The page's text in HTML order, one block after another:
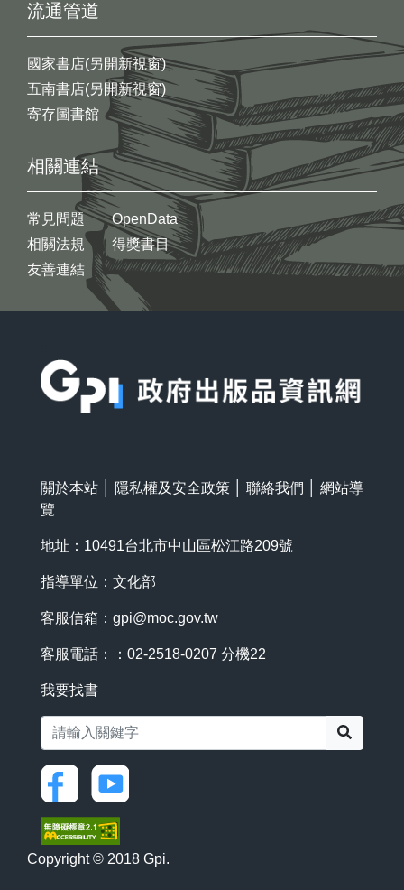
流通管道
國家書店(另開新視窗)
五南書店(另開新視窗)
寄存圖書館
相關連結
常見問題
相關法規
友善連結
OpenData
得獎書目
關於本站 隱私權及安全政策 聯絡我們
網站導
覽
地址：10491台北市中山區松江路209號
指導單位：文化部
客服信箱： gpi@moc.gov.tw
客服電話：：02-2518-0207 分機22
我要找書
Copyright © 2018 Gpi.